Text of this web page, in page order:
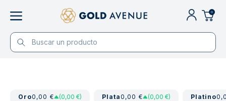
0
Oro0,00 € (0,00 €) Plata0,00 € (0,00 €) Platino